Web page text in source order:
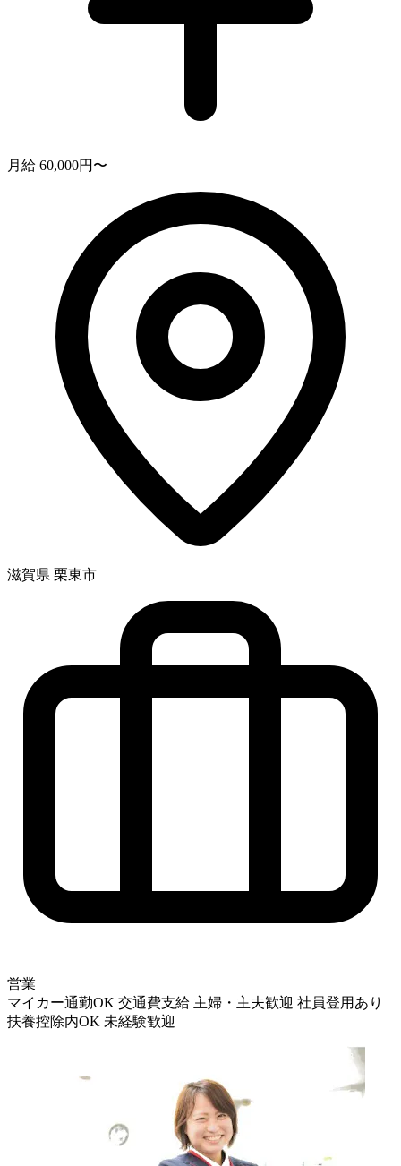
月給 60,000円〜
滋賀県 栗東市
営業
マイカー通勤OK 交通費支給 主婦・主夫歓迎 社員登用あり
扶養控除内OK 未経験歓迎